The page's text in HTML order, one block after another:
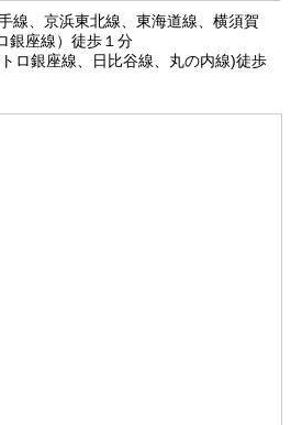
線、京浜東北線、東海道線、横須賀
銀座線）徒歩１分
ロ銀座線、日比谷線、丸の内線)徒歩